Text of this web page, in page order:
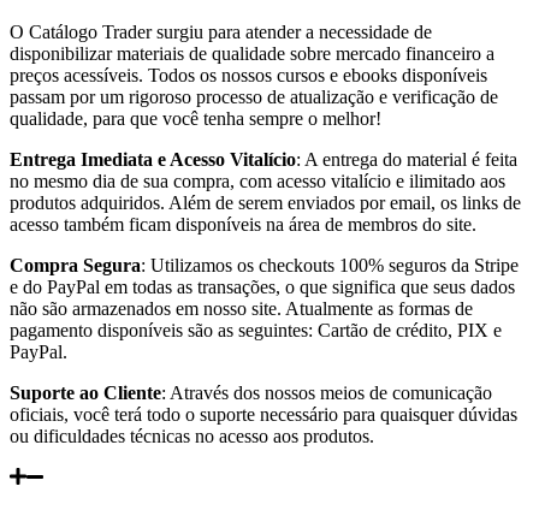
O Catálogo Trader surgiu para atender a necessidade de
disponibilizar materiais de qualidade sobre mercado financeiro a
preços acessíveis. Todos os nossos cursos e ebooks disponíveis
passam por um rigoroso processo de atualização e verificação de
qualidade, para que você tenha sempre o melhor!
Entrega Imediata e Acesso Vitalício: A entrega do material é feita
no mesmo dia de sua compra, com acesso vitalício e ilimitado aos
produtos adquiridos. Além de serem enviados por email, os links de
acesso também ficam disponíveis na área de membros do site.
Compra Segura: Utilizamos os checkouts 100% seguros da Stripe
e do PayPal em todas as transações, o que significa que seus dados
não são armazenados em nosso site. Atualmente as formas de
pagamento disponíveis são as seguintes: Cartão de crédito, PIX e
PayPal.
Suporte ao Cliente: Através dos nossos meios de comunicação
oficiais, você terá todo o suporte necessário para quaisquer dúvidas
ou dificuldades técnicas no acesso aos produtos.